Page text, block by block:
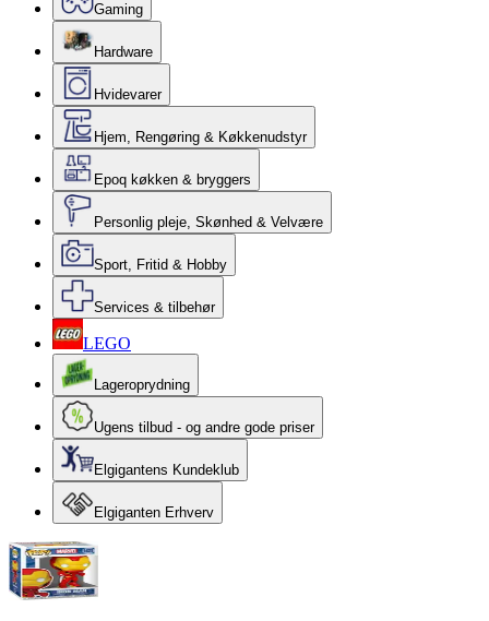
Gaming
Hardware
Hvidevarer
Hjem, Rengøring & Køkkenudstyr
Epoq køkken & bryggers
Personlig pleje, Skønhed & Velvære
Sport, Fritid & Hobby
Services & tilbehør
LEGO
Lageroprydning
Ugens tilbud - og andre gode priser
Elgigantens Kundeklub
Elgiganten Erhverv